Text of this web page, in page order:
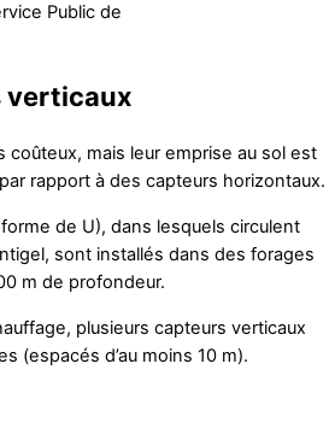
Public de
verticaux
mais leur emprise au sol est
rapport à des capteurs horizontaux.
de U), dans lesquels circulent
sont installés dans des forages
m de profondeur.
plusieurs capteurs verticaux
(espacés d’au moins 10 m).